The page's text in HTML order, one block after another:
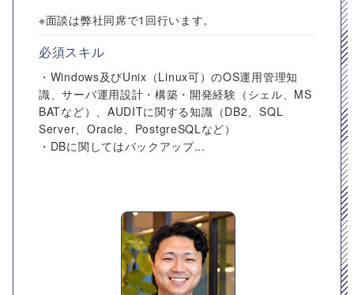
※面談は弊社同席で1回行います。
必須スキル
・Windows及びUnix（Linux可）のOS運用管理知
識、サーバ運用設計・構築・開発経験（シェル、MS
BATなど）、AUDITに関する知識（DB2、SQL
Server、Oracle、PostgreSQLなど）
・DBに関してはバックアップ...